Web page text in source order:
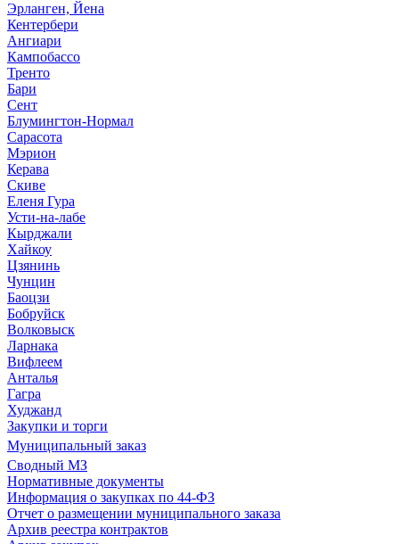
Эрланген, Йена
Кентербери
Ангиари
Кампобассо
Тренто
Бари
Сент
Блумингтон-Нормал
Сарасота
Мэрион
Керава
Скиве
Еленя Гура
Усти-на-лабе
Кырджали
Хайкоу
Цзянинь
Чунцин
Баоцзи
Бобруйск
Волковыск
Ларнака
Вифлеем
Анталья
Гагра
Худжанд
Закупки и торги
Муниципальный заказ
Сводный МЗ
Нормативные документы
Информация о закупках по 44-ФЗ
Отчет о размещении муниципального заказа
Архив реестра контрактов